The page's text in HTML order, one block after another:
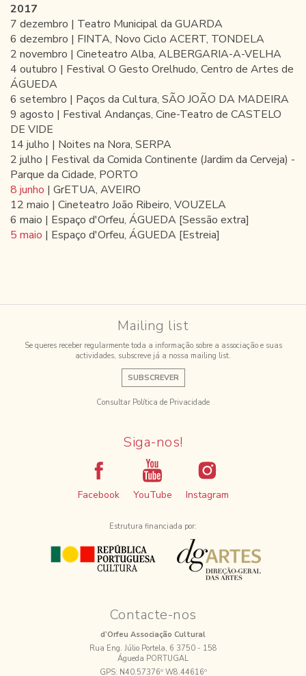
2017
7 dezembro | Teatro Municipal da GUARDA
6 dezembro | FINTA, Novo Ciclo ACERT, TONDELA
2 novembro | Cineteatro Alba, ALBERGARIA-A-VELHA
4 outubro | Festival O Gesto Orelhudo, Centro de Artes de
ÁGUEDA
6 setembro | Paços da Cultura, SÃO JOÃO DA MADEIRA
9 agosto | Festival Andanças, Cine-Teatro de CASTELO
DE VIDE
14 julho | Noites na Nora, SERPA
2 julho | Festival da Comida Continente (Jardim da Cerveja) -
Parque da Cidade, PORTO
8 junho | GrETUA, AVEIRO
12 maio | Cineteatro João Ribeiro, VOUZELA
6 maio | Espaço d'Orfeu, ÁGUEDA [Sessão extra]
5 maio | Espaço d'Orfeu, ÁGUEDA [Estreia]
Mailing list
Se queres receber regularmente toda a informação sobre a associação e suas
actividades, subscreve já a nossa mailing list.
SUBSCREVER
Consultar Política de Privacidade
Siga-nos!
Facebook YouTube Instagram
Estrutura financiada por:
Contacte-nos
d’Orfeu Associação Cultural
Rua Eng. Júlio Portela, 6 3750 - 158
Águeda PORTUGAL
GPS: N40.57376º W8.44616º